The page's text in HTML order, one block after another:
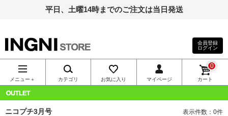
平日、土曜14時までのご注文は当日発送
INGNI（イン
グ）公式通
販｜INGNI
会員登録
ログイン
メニュー＋ カテゴリ お気に入り マイページ カート
0
ニコプチ3月号 表示件数：0件